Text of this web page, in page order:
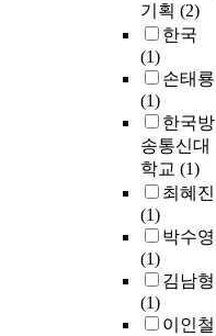
기획 (2)
한국
(1)
손태룡
(1)
한국방
송통신대
학교 (1)
최혜진
(1)
박수영
(1)
김남형
(1)
이인철